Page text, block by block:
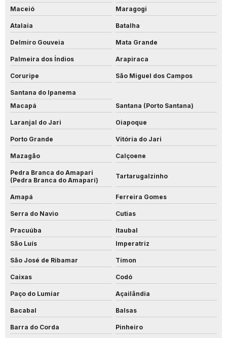
Maceió
Maragogi
Atalaia Batalha
Delmiro Gouveia Mata Grande
Palmeira dos Índios Arapiraca
Coruripe São Miguel dos Campos
Santana do Ipanema
Macapá
Santana (Porto Santana)
Laranjal do Jari Oiapoque
Porto Grande Vitória do Jari
Mazagão Calçoene
Pedra Branca do Amapari
(Pedra Branca do Amaparí)
Tartarugalzinho
Amapá Ferreira Gomes
Serra do Navio Cutias
Pracuúba
Itaubal
São Luís
Imperatriz
São José de Ribamar Timon
Caixas Codó
Paço do Lumiar Açailândia
Bacabal Balsas
Barra do Corda Pinheiro